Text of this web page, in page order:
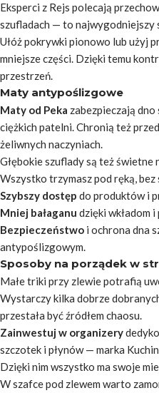
Eksperci z Rejs polecają
szufladach — to najwygodniejszy
Ułóż pokrywki pionowo lub użyj
mniejsze części. Dzięki temu
przestrzeń.
Maty antypoślizgowe
Maty od Peka zabezpieczają
ciężkich patelni. Chronią też
żeliwnych naczyniach.
Głębokie szuflady są też świetne
Wszystko trzymasz pod ręką, bez
Szybszy dostęp do produktów i
Mniej bałaganu dzięki wkładom
Bezpieczeństwo i ochrona dna
antypoślizgowym.
Sposoby na porządek w
Małe triki przy zlewie potrafią
Wystarczy kilka dobrze
przestała być źródłem chaosu.
Zainwestuj w organizery
szczotek i płynów — marka
Dzięki nim wszystko ma swoje
W szafce pod zlewem warto